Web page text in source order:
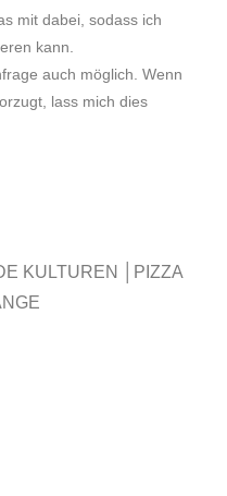
mit dabei, sodass ich
kann.
auch möglich. Wenn
lass mich dies
KULTUREN
│PIZZA